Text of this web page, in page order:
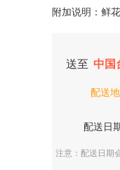
附加说明：鲜
送至 中国
配送
配送日
注意：配送日期